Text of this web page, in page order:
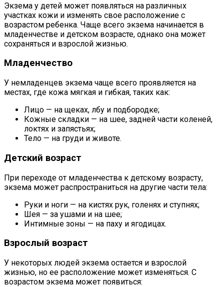
Экзема у детей может появляться на различных
участках кожи и изменять свое расположение с
возрастом ребенка. Чаще всего экзема начинается в
младенчестве и детском возрасте, однако она может
сохраняться и взрослой жизнью.
Младенчество
У немладенцев экзема чаще всего проявляется на
местах, где кожа мягкая и гибкая, таких как:
Лицо — на щеках, лбу и подбородке;
Кожные складки — на шее, задней части коленей,
локтях и запястьях;
Тело — на груди и животе.
Детский возраст
При переходе от младенчества к детскому возрасту,
экзема может распространиться на другие части тела:
Руки и ноги — на кистях рук, голенях и ступнях;
Шея — за ушами и на шее;
Интимные зоны — на паху и ягодицах.
Взрослый возраст
У некоторых людей экзема остается и взрослой
жизнью, но ее расположение может изменяться. С
возрастом экзема может появиться: